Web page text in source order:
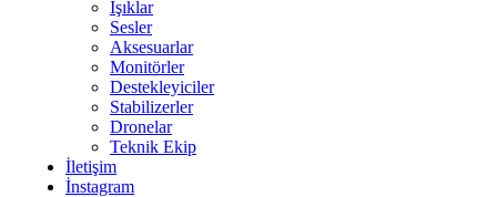
Işıklar
Sesler
Aksesuarlar
Monitörler
Destekleyiciler
Stabilizerler
Dronelar
Teknik Ekip
İletişim
İnstagram